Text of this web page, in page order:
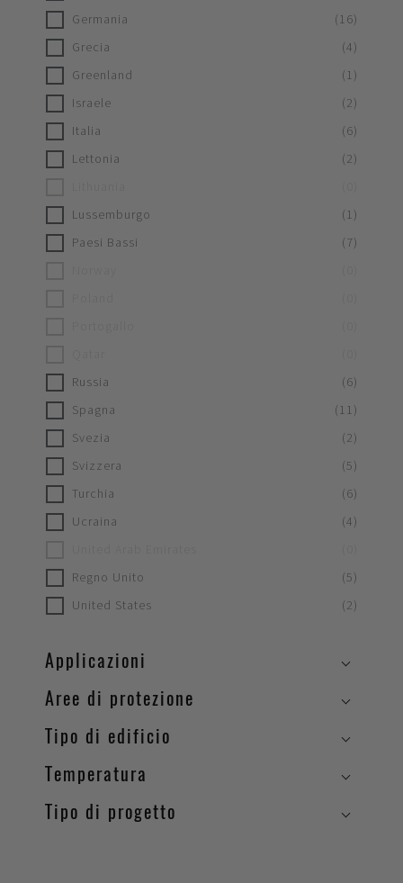
Germania
(16)
Grecia
(4)
Greenland
(1)
Israele
(2)
Italia
(6)
Lettonia
(2)
Lussemburgo
(1)
Paesi Bassi
(7)
Russia
(6)
Spagna
(11)
Svezia
(2)
Svizzera
(5)
Turchia
(6)
Ucraina
(4)
Regno Unito
(5)
United States
(2)
Applicazioni
Aree di protezione
Tipo di edificio
Temperatura
Tipo di progetto